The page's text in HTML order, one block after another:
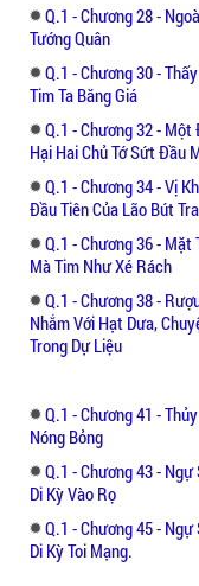
Q.1 - Chương 28 -
Tướng Quân
Q.1 - Chương 30 -
Tim Ta Băng Giá
Q.1 - Chương 32 - Một
Hại Hai Chủ Tớ Sứt Đầu
Q.1 - Chương 34 - Vị
Đầu Tiên Của Lão Bút
Q.1 - Chương 36 - Mặt
Mà Tim Như Xé Rách
Q.1 - Chương 38 -
Nhắm Với Hạt Dưa,
Trong Dự Liệu
Q.1 - Chương 41 -
Nóng Bỏng
Q.1 - Chương 43 -
Di Kỳ Vào Rọ
Q.1 - Chương 45 -
Di Kỳ Toi Mạng.